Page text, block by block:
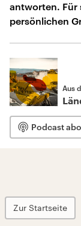
antworten. Für
persönlichen
Aus
Podcast
Zur Startseite